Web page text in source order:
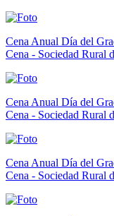
Cena Anual Día del
Cena - Sociedad Rural
Cena Anual Día del
Cena - Sociedad Rural
Cena Anual Día del
Cena - Sociedad Rural